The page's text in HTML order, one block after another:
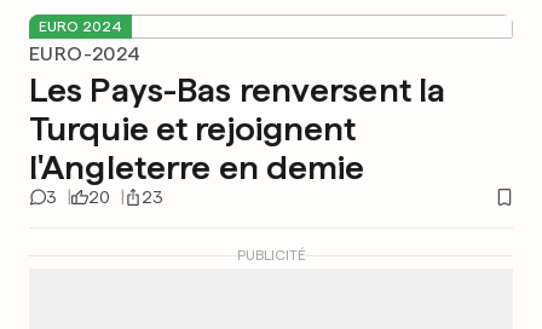
EURO 2024
EURO-2024
Les Pays-Bas renversent la
Turquie et rejoignent
l'Angleterre en demie
3 20 23
PUBLICITÉ